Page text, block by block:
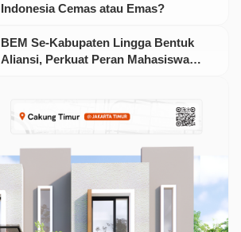
Indonesia Cemas atau Emas?
BEM Se-Kabupaten Lingga Bentuk
Aliansi, Perkuat Peran Mahasiswa